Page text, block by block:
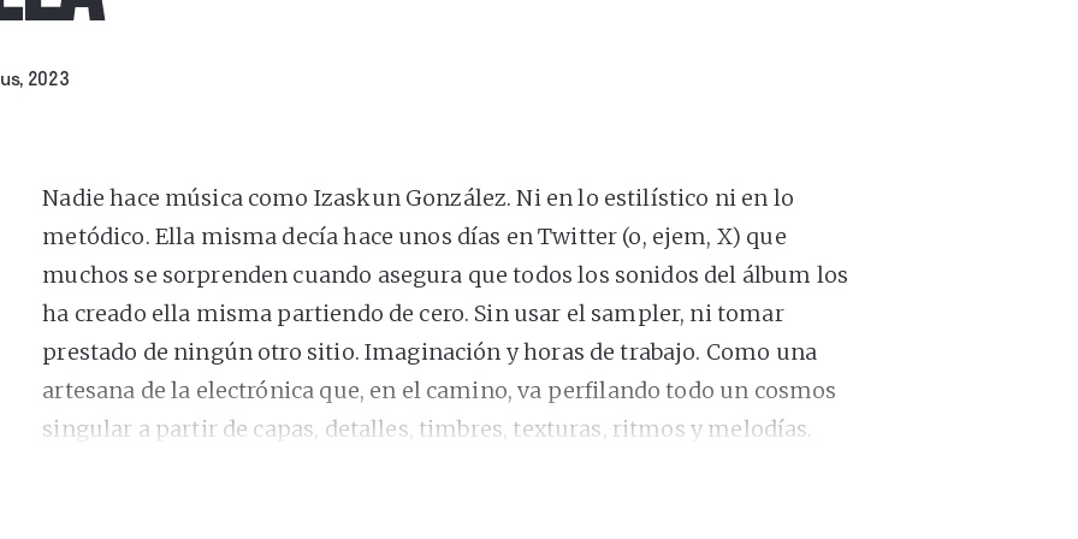
2023
Nadie hace música como Izaskun González. Ni en lo estilístico ni en lo
metódico. Ella misma decía hace unos días en Twitter (o, ejem, X) que
muchos se sorprenden cuando asegura que todos los sonidos del álbum los
ha creado ella misma partiendo de cero. Sin usar el sampler, ni tomar
prestado de ningún otro sitio. Imaginación y horas de trabajo. Como una
artesana de la electrónica que, en el camino, va perfilando todo un cosmos
singular a partir de capas, detalles, timbres, texturas, ritmos y melodías.